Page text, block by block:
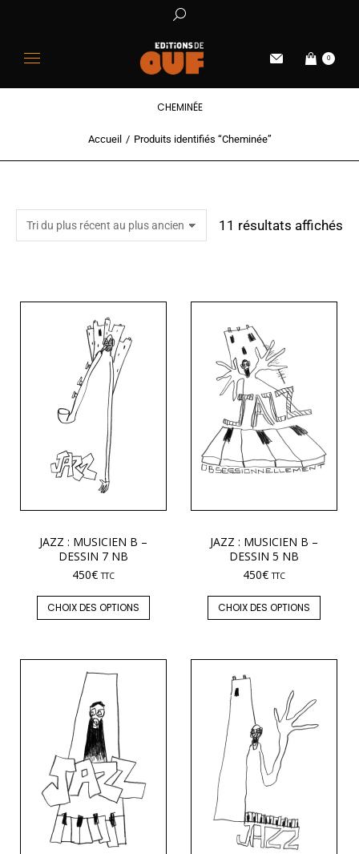
0
CHEMINÉE
Vous êtes ici :
Accueil Produits identifiés “Cheminée”
11 résultats affichés
JAZZ : MUSICIEN B –
DESSIN 7 NB
450€ TTC
CHOIX DES OPTIONS
JAZZ : MUSICIEN B –
DESSIN 5 NB
450€ TTC
CHOIX DES OPTIONS